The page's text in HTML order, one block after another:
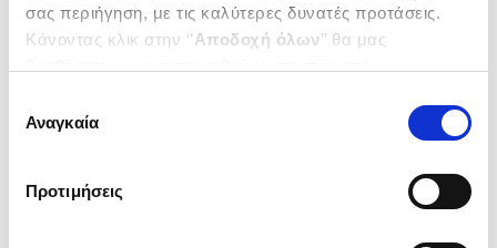
σας περιήγηση, με τις καλύτερες δυνατές προτάσεις.
Κάνοντας κλικ στην ‘’Αποδοχή όλων’’ θα μας
ενδιαφέρουν και να επιλέξετε από τα παρακάτω με την
΄΄και να ενημερωθείτε σχετικά με
συγκατάθεσης
Αναγκαία
Προτιμήσεις